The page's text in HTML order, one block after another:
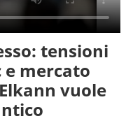
tensioni
e mercato
vuole